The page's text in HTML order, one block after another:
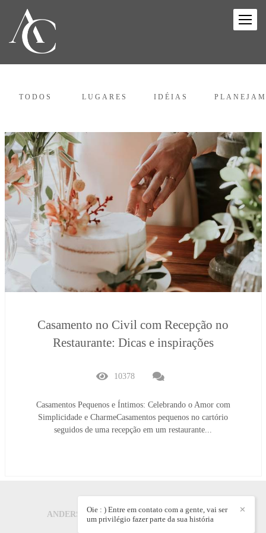
TODOS LUGARES IDÉIAS
Casamento no Civil com Recepção no
Restaurante: Dicas e inspirações
10378
Casamentos Pequenos e Íntimos: Celebrando o Amor com
Simplicidade e CharmeCasamentos pequenos no cartório
seguidos de uma recepção em um restaurante...
ANDERSON CARLOS CREPALDI/CONTATO
✕
Oie : ) Entre em contato com a gente, vai ser
um privilégio fazer parte da sua história